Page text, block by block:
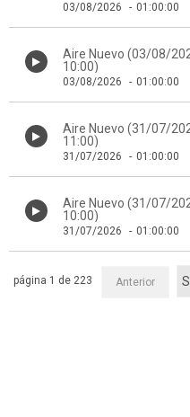
03/08/2026 - 01:00:00
Aire Nuevo (03/08/
10:00)
03/08/2026 - 01:00:00
Aire Nuevo (31/07/
11:00)
31/07/2026 - 01:00:00
Aire Nuevo (31/07/
10:00)
31/07/2026 - 01:00:00
Anterior
página 1 de 223